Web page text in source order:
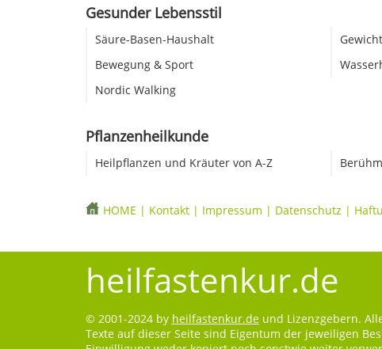
Gesunder Lebensstil
Säure-Basen-Haushalt
Bewegung & Sport
Nordic Walking
Pflanzenheilkunde
Heilpflanzen und Kräuter von A-Z
HOME | Kontakt| Impressum | Datenschutz |
heilfastenkur.de
© 2001-2024 by heilfastenkur.deund Lizenzgebern.
Texte auf dieser Seite sind Eigentum der jeweiligen